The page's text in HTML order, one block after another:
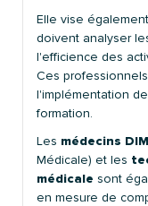
Elle vise
doivent analyser
l'efficience des
Ces
l'implémentation
formation.
Les médecins DIM
Médicale) et les
médicale sont
en mesure de